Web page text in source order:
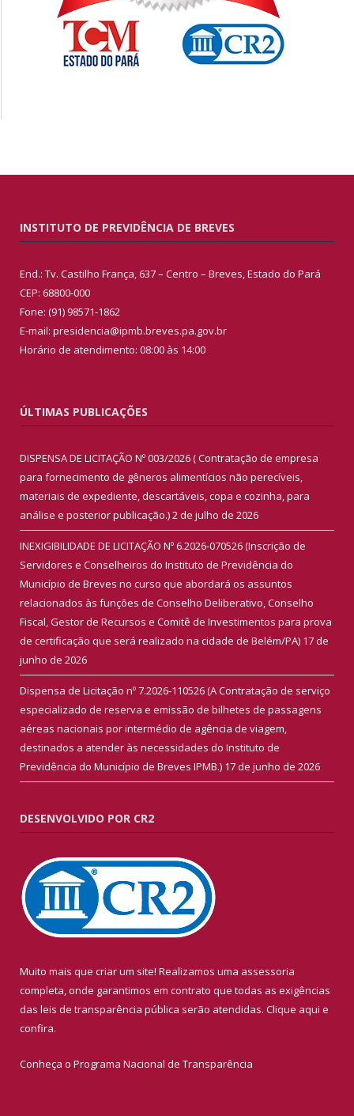
INSTITUTO DE PREVIDÊNCIA DE BREVES
End.: Tv. Castilho França, 637 – Centro – Breves, Estado do Pará
CEP: 68800-000
Fone: (91) 98571-1862
E-mail: presidencia@ipmb.breves.pa.gov.br
Horário de atendimento: 08:00 às 14:00
ÚLTIMAS PUBLICAÇÕES
DISPENSA DE LICITAÇÃO Nº 003/2026 ( Contratação de empresa
para fornecimento de gêneros alimentícios não perecíveis,
materiais de expediente, descartáveis, copa e cozinha, para
análise e posterior publicação.)2 de julho de 2026
INEXIGIBILIDADE DE LICITAÇÃO Nº 6.2026-070526 (Inscrição de
Servidores e Conselheiros do Instituto de Previdência do
Município de Breves no curso que abordará os assuntos
relacionados às funções de Conselho Deliberativo, Conselho
Fiscal, Gestor de Recursos e Comitê de Investimentos para prova
de certificação que será realizado na cidade de Belém/PA) 17 de
junho de 2026
Dispensa de Licitação nº 7.2026-110526 (A Contratação de serviço
especializado de reserva e emissão de bilhetes de passagens
aéreas nacionais por intermédio de agência de viagem,
destinados a atender às necessidades do Instituto de
Previdência do Município de Breves IPMB.) 17 de junho de 2026
DESENVOLVIDO POR CR2
Muito mais que criar um site! Realizamos uma assessoria
completa, onde garantimos em contrato que todas as exigências
das leis de transparência pública serão atendidas. Clique aqui e
confira.
Conheça o Programa Nacional de Transparência